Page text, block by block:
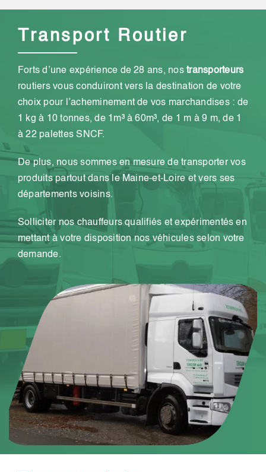
Transport Routier
Forts d’une expérience de 28 ans, nostransporteurs
routiers vous conduiront vers la destination de votre
choix pour l’acheminement de vos marchandises : de
1 kg à 10 tonnes, de 1m³ à 60m³, de 1 m à 9 m, de 1
à 22 palettes SNCF.
De plus, nous sommes en mesure de transporter vos
produits partout dans le Maine-et-Loire et vers ses
départements voisins.
Solliciter nos chauffeurs qualifiés et expérimentés en
mettant à votre disposition nos véhicules selon votre
demande.